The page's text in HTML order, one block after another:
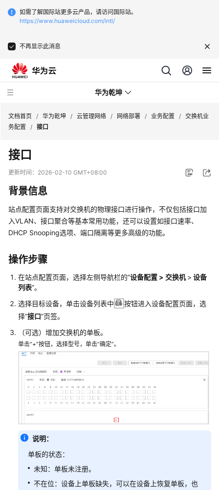
如需了解国际站更多云产品，请访问国际站。
https://www.huaweicloud.com/intl/
不再显示此消息
华为乾坤
全
云
务
云
管
理
络
典
型
配
案
例
产
介
绍
开
通
规
文档首页 / 华为乾坤 / 云管理网络 / 网络部署 / 业务配置 / 交换机业
务配置
/ 接口
接口
更新时间： 2026-02-10 GMT+08:00
背景信息
站点配置页面支持对交换机的物理接口进行操作，不仅包括接口加
入VLAN、接口聚合等基本常用功能，还可以设置如接口速率、
DHCP Snooping选项、端口隔离等更多高级的功能。
操作步骤
在站点配置页面，选择左侧导航栏的“设备配置 > 交换机> 设备
列表”。
选择目标设备，单击设备列表中
按钮进入设备配置页面，选
择“接口”页签。
（可选）增加交换机的单板。
单击“+”按钮，选择型号，单击“确定”。
说明：
单板的状态：
未知：单板未注册。
不在位：设备上单板缺失，可以在设备上恢复单板，也